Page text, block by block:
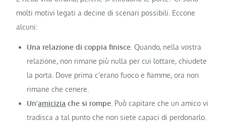
molti motivi legati a decine di scenari possibili. Eccone
alcuni:
Una relazione di coppia finisce . Quando, nella vostra
relazione, non rimane più nulla per cui lottare, chiudete
la porta. Dove prima c’erano fuoco e fiamme, ora non
rimane che cenere.
Un’amicizia che si rompe. Può capitare che un amico vi
tradisca a tal punto che non siete capaci di perdonarlo.